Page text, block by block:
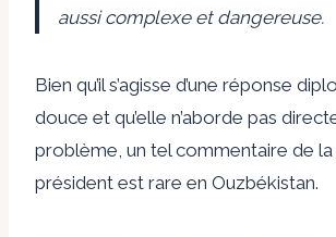
aussi complexe et dangereuse.
Bien qu’il s’agisse d’une réponse
douce et qu’elle n’aborde pas
problème, un tel commentaire de la
président est rare en Ouzbékistan.